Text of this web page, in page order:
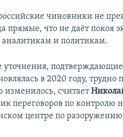
чиновники не
прямые, что не даёт покоя
и политикам.
уточнения,
в 2020 году, трудно
изменилось, считает
переговоров по контролю
центре по